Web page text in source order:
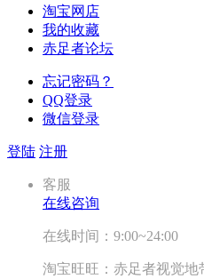
淘宝网店
我的收藏
赤足者论坛
忘记密码？
QQ登录
微信登录
登陆 注册
客服
在线咨询
在线时间：9:00~24:00
淘宝旺旺：赤足者视觉地